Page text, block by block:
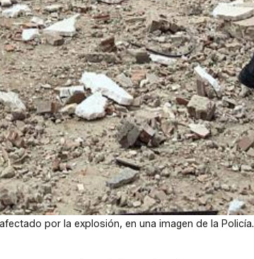
por la explosión, en una imagen de la Policía.